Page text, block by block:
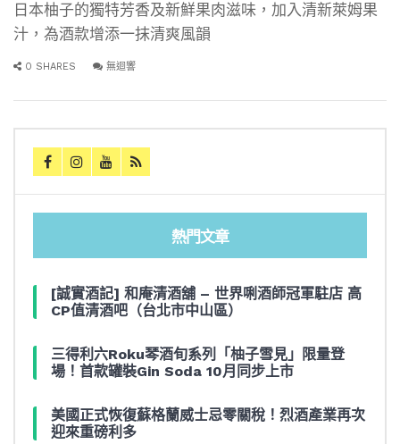
日本柚子的獨特芳香及新鮮果肉滋味，加入清新萊姆果
汁，為酒款增添一抹清爽風韻
0 SHARES 無迴響
熱門文章
[誠實酒記] 和庵清酒舖 – 世界唎酒師冠軍駐店 高
CP值清酒吧（台北市中山區）
三得利六Roku琴酒旬系列「柚子雪見」限量登
場！首款罐裝Gin Soda 10月同步上市
美國正式恢復蘇格蘭威士忌零關稅！烈酒產業再次
迎來重磅利多